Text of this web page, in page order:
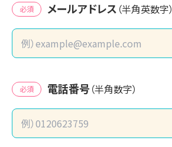
必須 メールアドレス （半角英数字）
必須 電話番号 （半角数字）